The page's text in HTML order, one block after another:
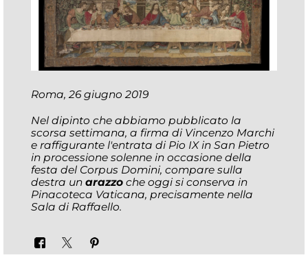
Roma, 26 giugno 2019
Nel dipinto che abbiamo pubblicato la
scorsa settimana, a firma di Vincenzo Marchi
e raffigurante l'entrata di Pio IX in San Pietro
in processione solenne in occasione della
festa del Corpus Domini, compare sulla
destra un arazzo che oggi si conserva in
Pinacoteca Vaticana, precisamente nella
Sala di Raffaello.